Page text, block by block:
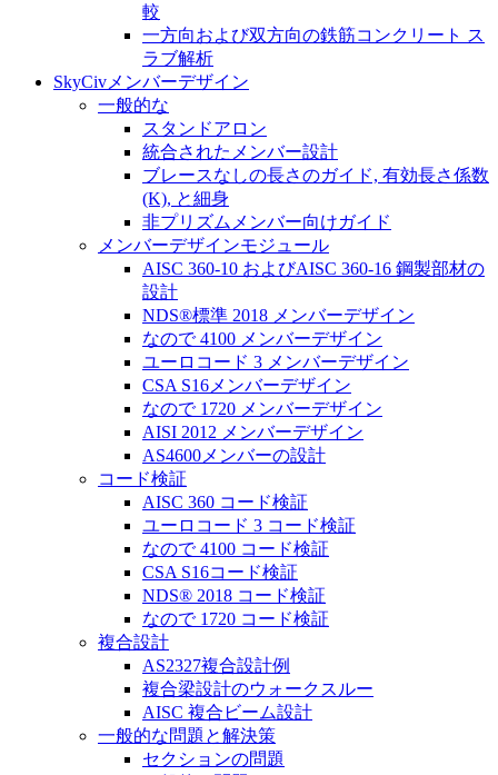
較
一方向および双方向の鉄筋コンクリート ス
ラブ解析
SkyCivメンバーデザイン
一般的な
スタンドアロン
統合されたメンバー設計
ブレースなしの長さのガイド, 有効長さ係数
(K), と細身
非プリズムメンバー向けガイド
メンバーデザインモジュール
AISC 360-10 およびAISC 360-16 鋼製部材の
設計
NDS®標準 2018 メンバーデザイン
なので 4100 メンバーデザイン
ユーロコード 3 メンバーデザイン
CSA S16メンバーデザイン
なので 1720 メンバーデザイン
AISI 2012 メンバーデザイン
AS4600メンバーの設計
コード検証
AISC 360 コード検証
ユーロコード 3 コード検証
なので 4100 コード検証
CSA S16コード検証
NDS® 2018 コード検証
なので 1720 コード検証
複合設計
AS2327複合設計例
複合梁設計のウォークスルー
AISC 複合ビーム設計
一般的な問題と解決策
セクションの問題